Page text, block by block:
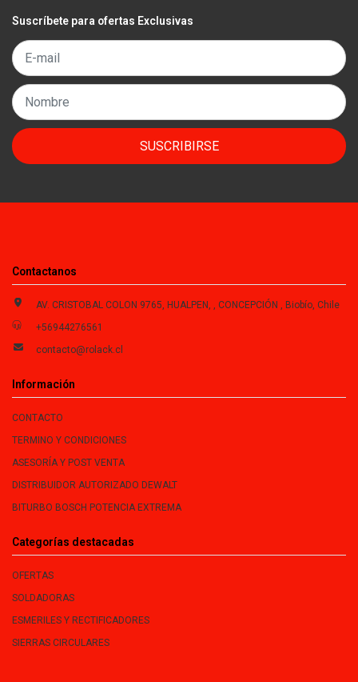
Suscríbete para ofertas Exclusivas
SUSCRIBIRSE
Contactanos
AV. CRISTOBAL COLON 9765, HUALPEN, , CONCEPCIÓN , Biobío, Chile
+56944276561
contacto@rolack.cl
Información
CONTACTO
TERMINO Y CONDICIONES
ASESORÍA Y POST VENTA
DISTRIBUIDOR AUTORIZADO DEWALT
BITURBO BOSCH POTENCIA EXTREMA
Categorías destacadas
OFERTAS
SOLDADORAS
ESMERILES Y RECTIFICADORES
SIERRAS CIRCULARES